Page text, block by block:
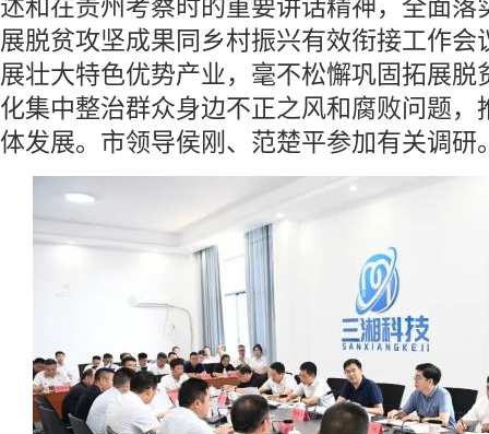
述和在贵州考察时的重要讲话精神，全面落
展脱贫攻坚成果同乡村振兴有效衔接工作会
展壮大特色优势产业，毫不松懈巩固拓展脱
化集中整治群众身边不正之风和腐败问题，
体发展。市领导侯刚、范楚平参加有关调研